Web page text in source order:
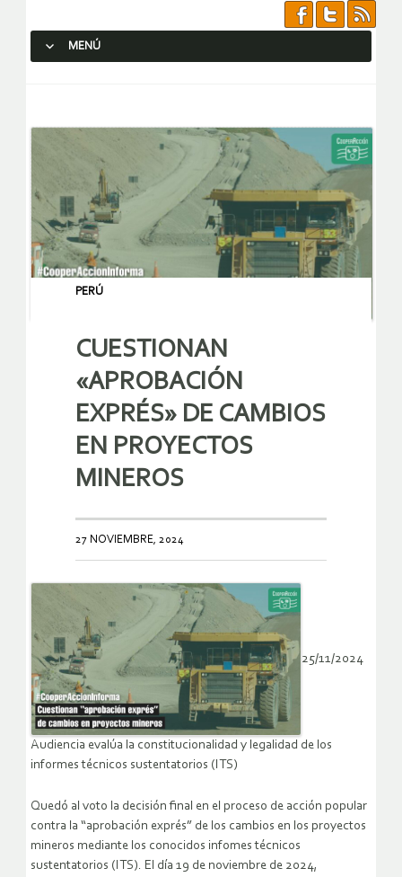
MENÚ
PERÚ
CUESTIONAN
«APROBACIÓN
EXPRÉS» DE CAMBIOS
EN PROYECTOS
MINEROS
27 NOVIEMBRE, 2024
25/11/2024
Audiencia evalúa la constitucionalidad y legalidad de los
informes técnicos sustentatorios (ITS)
Quedó al voto la decisión final en el proceso de acción popular
contra la “aprobación exprés” de los cambios en los proyectos
mineros mediante los conocidos infomes técnicos
sustentatorios (ITS). El día 19 de noviembre de 2024,